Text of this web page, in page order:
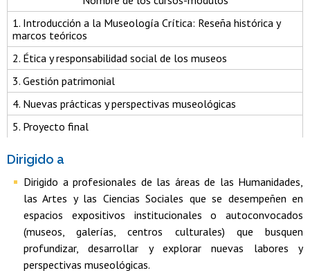
1. Introducción a la Museología Crítica: Reseña histórica y
marcos teóricos
2. Ética y responsabilidad social de los museos
3. Gestión patrimonial
4. Nuevas prácticas y perspectivas museológicas
5. Proyecto final
Dirigido a
Dirigido a profesionales de las áreas de las Humanidades,
las Artes y las Ciencias Sociales que se desempeñen en
espacios expositivos institucionales o autoconvocados
(museos, galerías, centros culturales) que busquen
profundizar, desarrollar y explorar nuevas labores y
perspectivas museológicas.